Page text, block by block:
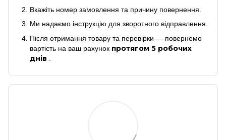
Вкажіть номер замовлення та причину повернення.
Ми надаємо інструкцію для зворотного відправлення.
Після отримання товару та перевірки — повернемо
вартість на ваш рахунок протягом 5 робочих
днів